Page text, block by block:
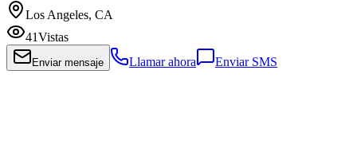
Los Angeles, CA
41Vistas
Enviar mensaje Llamar ahora Enviar SMS